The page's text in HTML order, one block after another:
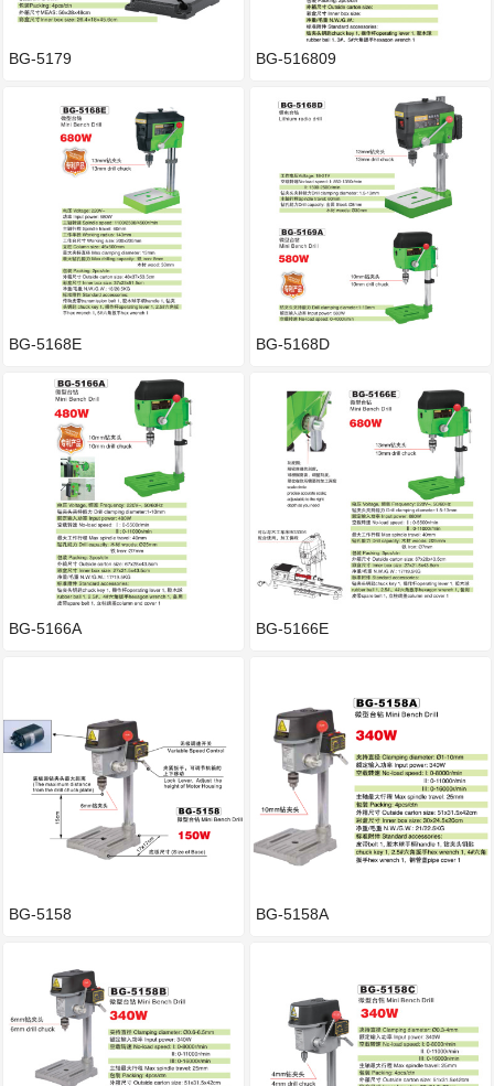
BG-5179
BG-5168E
BG-5166A
BG-5158
BG-516809
BG-5168D
BG-5166E
BG-5158A